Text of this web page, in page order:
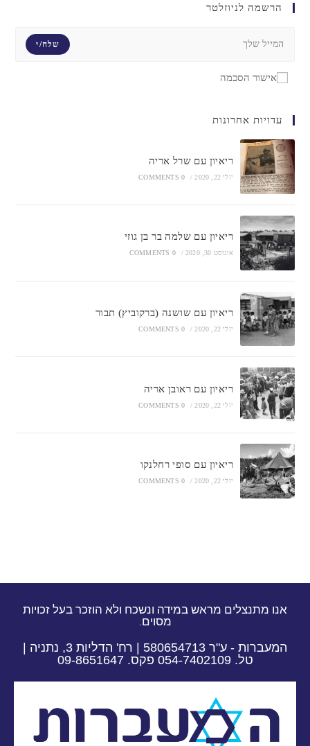
הרשמה לניוזלטר
שלח/י
אישור הסכמה
עדויות אחרונות
ריאיון עם שרל אריה
יולי 22, 2020 /
0 COMMENTS
ריאיון עם שלמה בר בן גוזי
אוגוסט 30, 2020 /
0 COMMENTS
ריאיון עם שושנה (ברקוביץ) תבור
יולי 22, 2020 /
0 COMMENTS
ריאיון עם ראובן אריה
יולי 22, 2020 /
0 COMMENTS
ריאיון עם סופי רחלנקו
יולי 22, 2020 /
0 COMMENTS
אנו מתנצלים מראש במידה ונשכח ולא הוזכר בעל זכויות
מסוים.
המעברות - ע"ר 580654713 | רח' הדליות 3, נתניה |
טל. 054-7402109 פקס. 09-8651647​